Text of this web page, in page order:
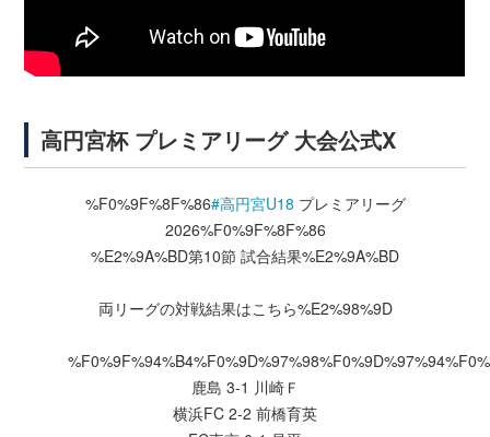
高円宮杯 プレミアリーグ 大会公式X
%F0%9F%8F%86#高円宮U18 プレミアリーグ
2026%F0%9F%8F%86
%E2%9A%BD第10節 試合結果%E2%9A%BD
両リーグの対戦結果はこちら%E2%98%9D
鹿島 3-1 川崎Ｆ
横浜FC 2-2 前橋育英